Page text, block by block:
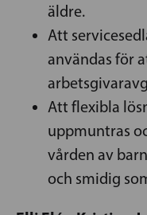
äldre.
Att
användas för
Att flexibla
uppmuntras
vården av
och smidig